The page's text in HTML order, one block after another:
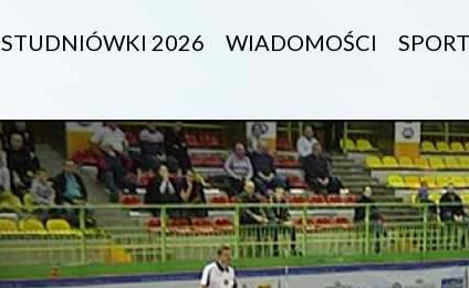
STUDNIÓWKI 2026 WIADOMOŚCI SPORT